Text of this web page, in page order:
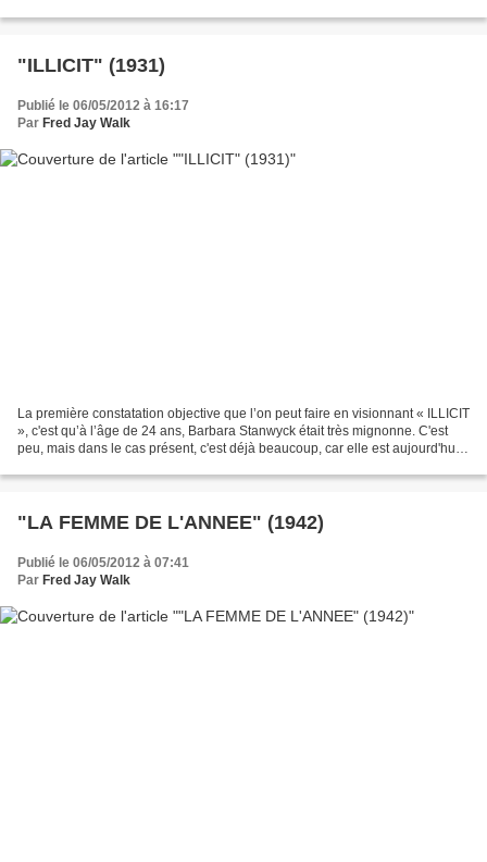
"ILLICIT" (1931)
Publié le 06/05/2012 à 16:17
Par Fred Jay Walk
La première constatation objective que l’on peut faire en visionnant « ILLICIT
», c'est qu’à l’âge de 24 ans, Barbara Stanwyck était très mignonne. C'est
peu, mais dans le cas présent, c'est déjà beaucoup, car elle est aujourd'hui
"LA FEMME DE L'ANNEE" (1942)
Publié le 06/05/2012 à 07:41
Par Fred Jay Walk